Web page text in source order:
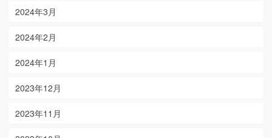
2024年3月
2024年2月
2024年1月
2023年12月
2023年11月